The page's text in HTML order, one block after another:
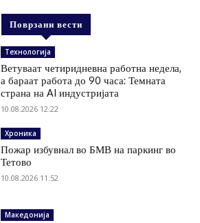
Поврзани вести
Технологија
Ветуваат четиридневна работна недела,
а бараат работа до 90 часа: Темната
страна на AI индустријата
10.08.2026 12:22
Хроника
Пожар избувнал во БМВ на паркинг во
Тетово
10.08.2026 11:52
Македонија